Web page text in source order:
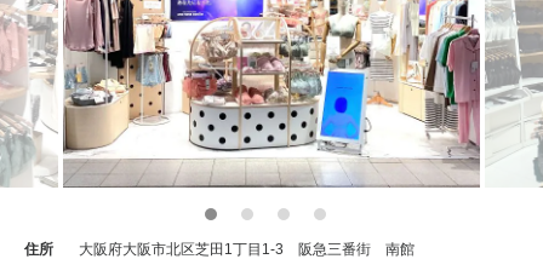
住所
大阪府大阪市北区芝田1丁目1-3 阪急三番街 南館